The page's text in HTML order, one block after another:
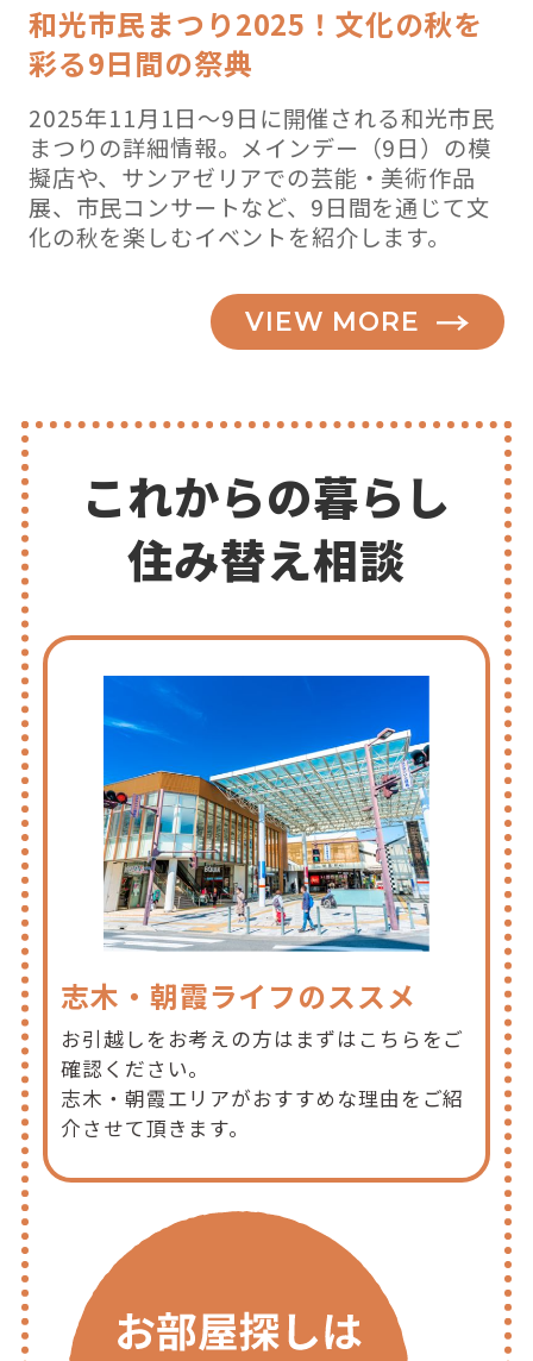
和光市民まつり2025！文化の秋を
彩る9日間の祭典
2025年11月1日～9日に開催される和光市民
まつりの詳細情報。メインデー（9日）の模
擬店や、サンアゼリアでの芸能・美術作品
展、市民コンサートなど、9日間を通じて文
化の秋を楽しむイベントを紹介します。
VIEW MORE
これからの暮らし
住み替え相談
志木・朝霞ライフのススメ
お引越しをお考えの方はまずはこちらをご
確認ください。
志木・朝霞エリアがおすすめな理由をご紹
介させて頂きます。